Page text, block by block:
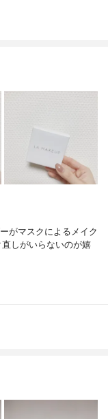
がマスクによるメイク
しがいらないのが嬉